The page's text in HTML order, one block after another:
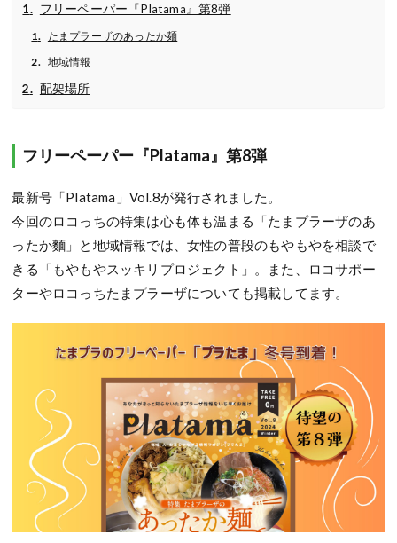
フリーペーパー『Platama』第8弾
たまプラーザのあったか麺
地域情報
配架場所
フリーペーパー『Platama』第8弾
最新号「Platama」Vol.8が発行されました。
今回のロコっちの特集は心も体も温まる「たまプラーザのあ
ったか麵」と地域情報では、女性の普段のもやもやを相談で
きる「もやもやスッキリプロジェクト」。また、ロコサポー
ターやロコっちたまプラーザについても掲載してます。